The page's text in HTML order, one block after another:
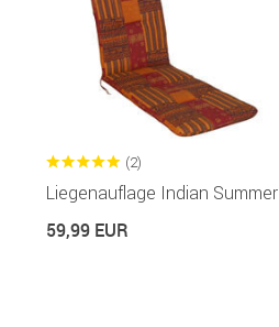
(2)
Liegenauflage Indian Summer
59,99 EUR